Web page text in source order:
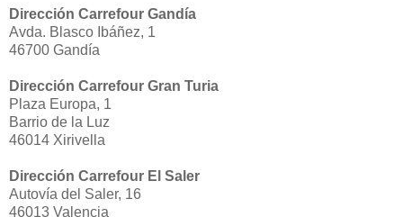
Dirección Carrefour Gandía
Avda. Blasco Ibáñez, 1
46700 Gandía
Dirección Carrefour Gran Turia
Plaza Europa, 1
Barrio de la Luz
46014 Xirivella
Dirección Carrefour El Saler
Autovía del Saler, 16
46013 Valencia